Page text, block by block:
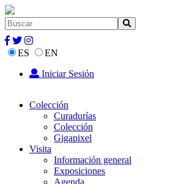
ES
EN
Iniciar Sesión
Colección
Curadurías
Colección
Gigapixel
Visita
Información general
Exposiciones
Agenda